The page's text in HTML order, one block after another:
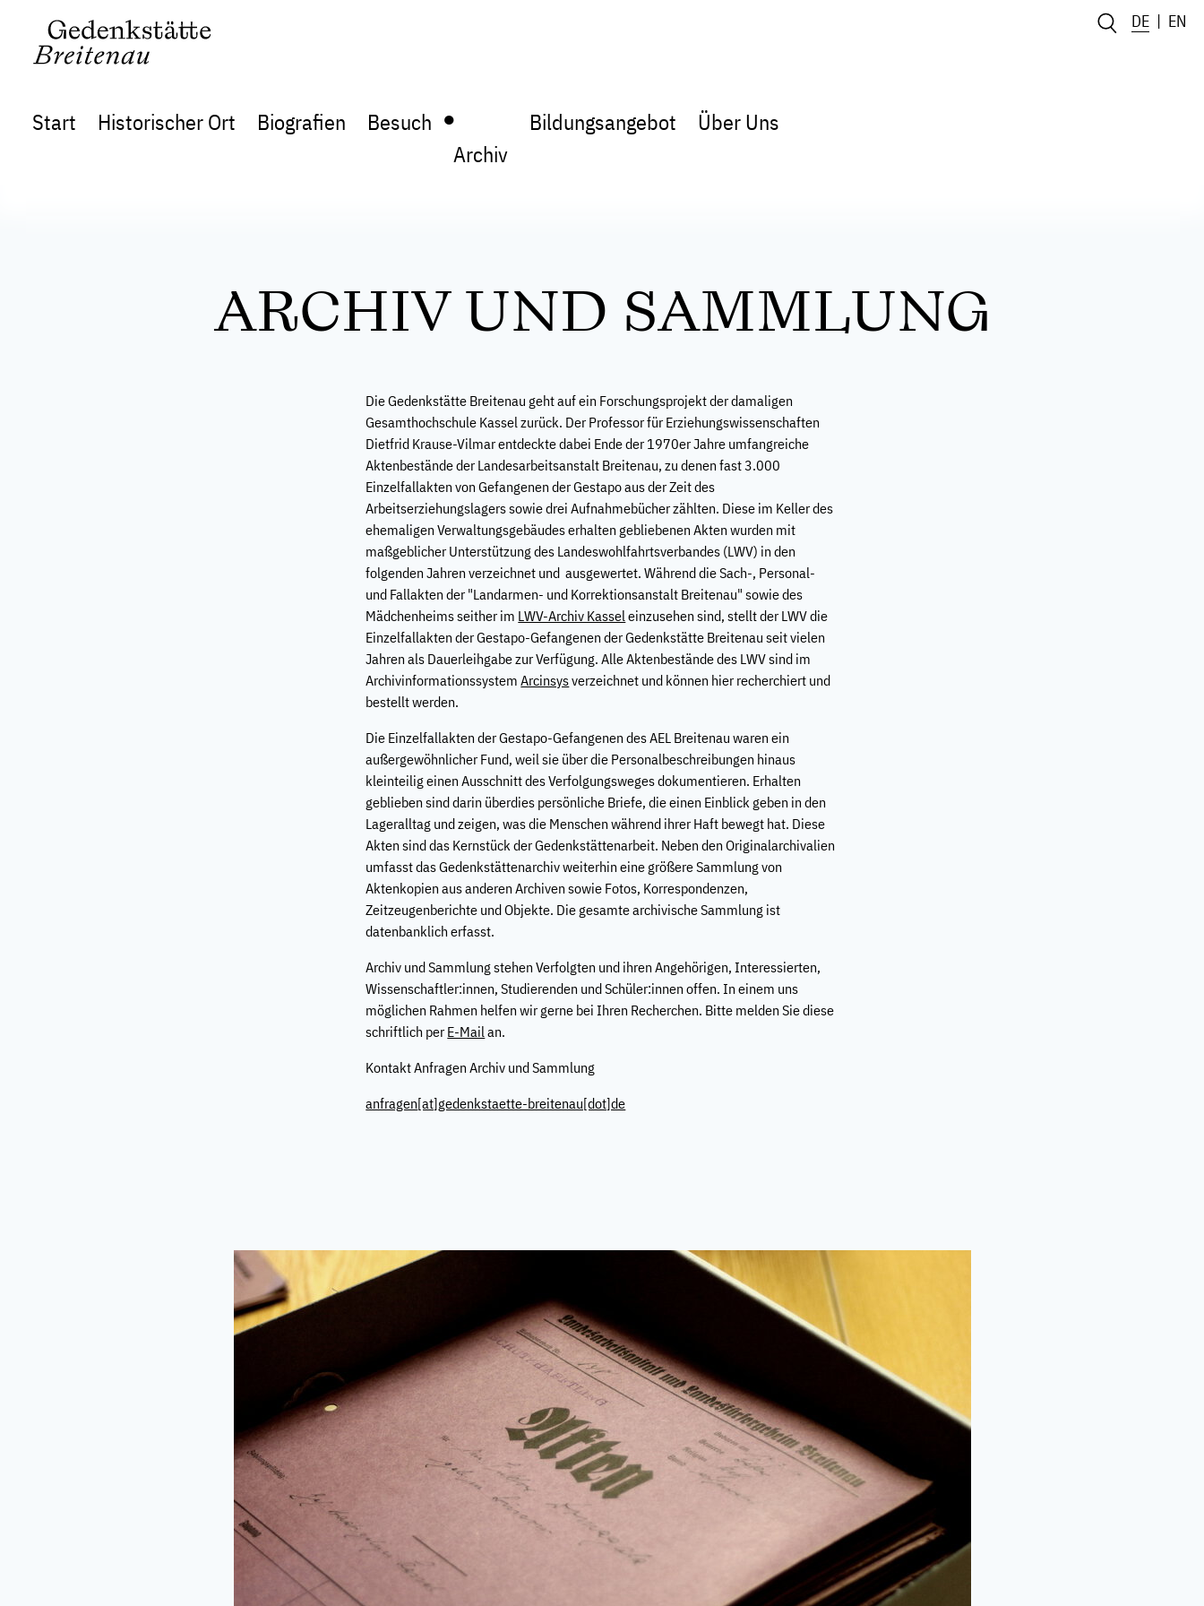
Start Historischer Ort Biografien Besuch ●
Archiv
Bildungsangebot Über Uns
DE EN
ARCHIV UND SAMMLUNG
Die Gedenkstätte Breitenau geht auf ein Forschungsprojekt der damaligen
Gesamthochschule Kassel zurück. Der Professor für Erziehungswissenschaften
Dietfrid Krause-Vilmar entdeckte dabei Ende der 1970er Jahre umfangreiche
Aktenbestände der Landesarbeitsanstalt Breitenau, zu denen fast 3.000
Einzelfallakten von Gefangenen der Gestapo aus der Zeit des
Arbeitserziehungslagers sowie drei Aufnahmebücher zählten. Diese im Keller des
ehemaligen Verwaltungsgebäudes erhalten gebliebenen Akten wurden mit
maßgeblicher Unterstützung des Landeswohlfahrtsverbandes (LWV) in den
folgenden Jahren verzeichnet und ausgewertet. Während die Sach-, Personal-
und Fallakten der "Landarmen- und Korrektionsanstalt Breitenau" sowie des
Mädchenheims seither im LWV-Archiv Kasseleinzusehen sind, stellt der LWV die
Einzelfallakten der Gestapo-Gefangenen der Gedenkstätte Breitenau seit vielen
Jahren als Dauerleihgabe zur Verfügung. Alle Aktenbestände des LWV sind im
ArchivinformationssystemArcinsysverzeichnet und können hier recherchiert und
bestellt werden.
Die Einzelfallakten der Gestapo-Gefangenen des AEL Breitenau waren ein
außergewöhnlicher Fund, weil sie über die Personalbeschreibungen hinaus
kleinteilig einen Ausschnitt des Verfolgungsweges dokumentieren. Erhalten
geblieben sind darin überdies persönliche Briefe, die einen Einblick geben in den
Lageralltag und zeigen, was die Menschen während ihrer Haft bewegt hat. Diese
Akten sind das Kernstück der Gedenkstättenarbeit. Neben den Originalarchivalien
umfasst das Gedenkstättenarchiv weiterhin eine größere Sammlung von
Aktenkopien aus anderen Archiven sowie Fotos, Korrespondenzen,
Zeitzeugenberichte und Objekte. Die gesamte archivische Sammlung ist
datenbanklich erfasst.
Archiv und Sammlung stehen Verfolgten und ihren Angehörigen, Interessierten,
Wissenschaftler:innen, Studierenden und Schüler:innen offen. In einem uns
möglichen Rahmen helfen wir gerne bei Ihren Recherchen. Bitte melden Sie diese
schriftlich per E-Mailan.
Kontakt Anfragen Archiv und Sammlung
anfragen[at]gedenkstaette-breitenau[dot]de